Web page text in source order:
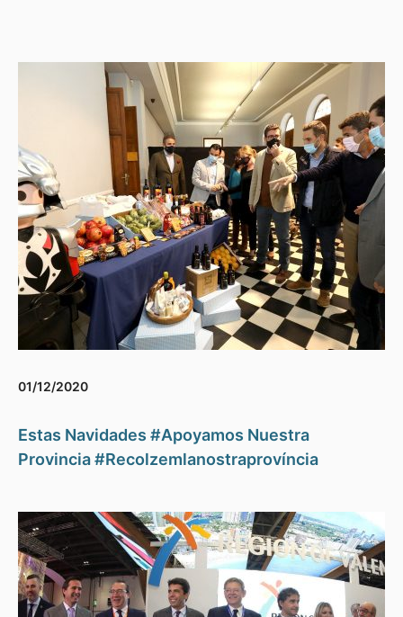
01/12/2020
Estas Navidades #Apoyamos Nuestra
Provincia #Recolzemlanostraprovíncia